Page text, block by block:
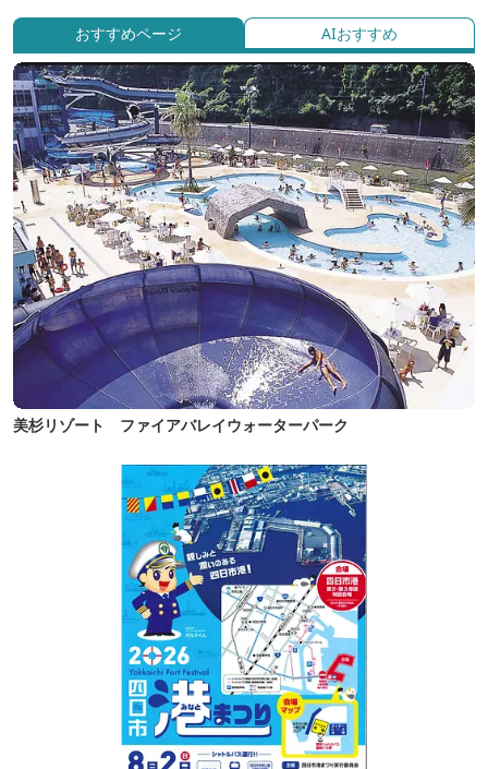
おすすめページ AIおすすめ
美杉リゾート ファイアバレイウォーターパーク